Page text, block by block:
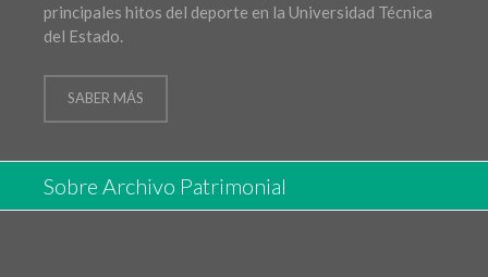
principales hitos del deporte en la Universidad Técnica
del Estado.
SABER MÁS
Sobre Archivo Patrimonial